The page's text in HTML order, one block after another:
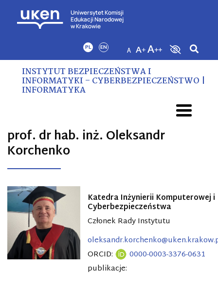
Uniwersytet Komisji
Edukacji Narodowej
w Krakowie
PL EN
INSTYTUT BEZPIECZEŃSTWA I
INFORMATYKI – CYBERBEZPIECZEŃSTWO |
INFORMATYKA
prof. dr hab. inż. Oleksandr
Korchenko
Katedra Inżynierii Komputerowej i
Cyberbezpieczeństwa
Członek Rady Instytutu
ORCID:
0000-0003-3376-0631
publikacje: